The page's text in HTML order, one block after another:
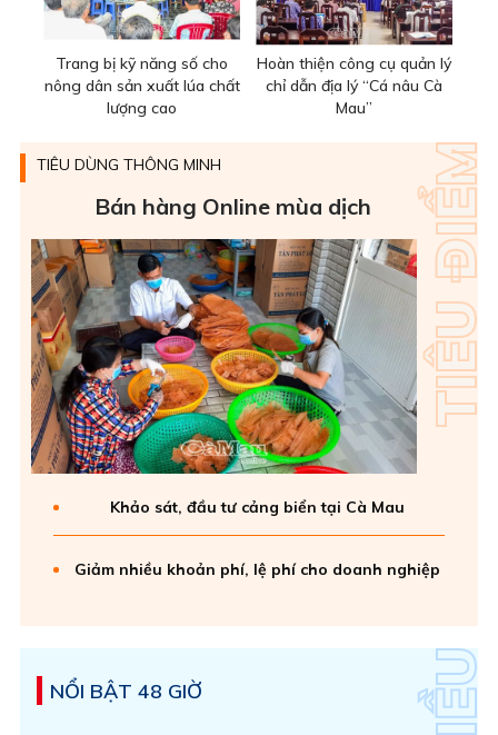
Trang bị kỹ năng số cho
nông dân sản xuất lúa chất
lượng cao
Hoàn thiện công cụ quản lý
chỉ dẫn địa lý “Cá nâu Cà
Mau”
TIÊU DÙNG THÔNG MINH
Bán hàng Online mùa dịch
Khảo sát, đầu tư cảng biển tại Cà Mau
Giảm nhiều khoản phí, lệ phí cho doanh nghiệp
NỔI BẬT 48 GIỜ